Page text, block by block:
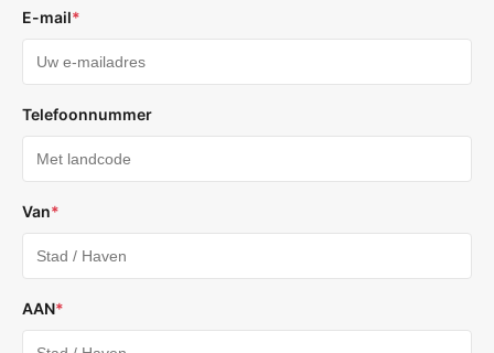
E-mail*
Telefoonnummer
Van*
AAN*